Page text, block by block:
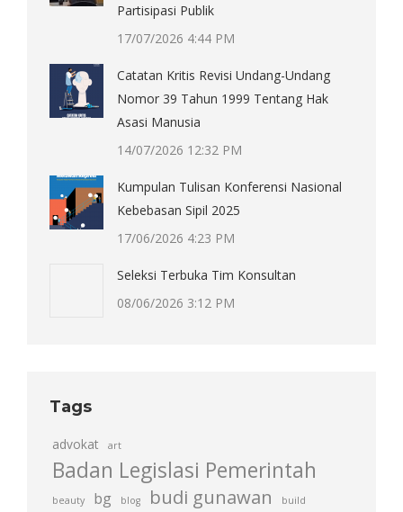
Partisipasi Publik
17/07/2026 4:44 PM
Catatan Kritis Revisi Undang-Undang
Nomor 39 Tahun 1999 Tentang Hak
Asasi Manusia
14/07/2026 12:32 PM
Kumpulan Tulisan Konferensi Nasional
Kebebasan Sipil 2025
17/06/2026 4:23 PM
Seleksi Terbuka Tim Konsultan
08/06/2026 3:12 PM
Tags
advokat art
Badan Legislasi Pemerintah
beauty bg blog budi gunawan build